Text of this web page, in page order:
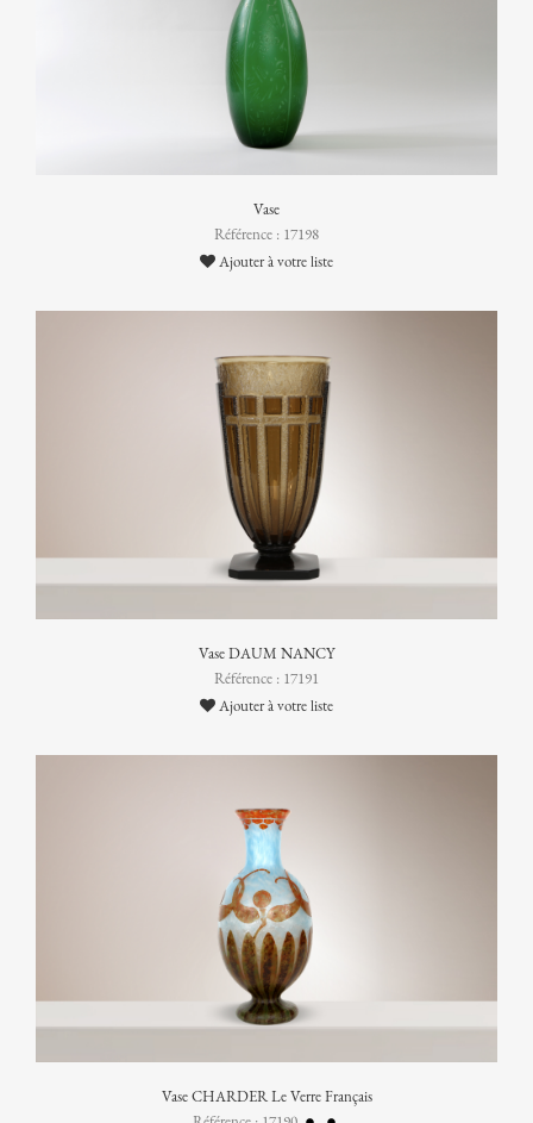
Vase
Référence : 17198
Ajouter à votre liste
Vase DAUM NANCY
Référence : 17191
Ajouter à votre liste
Vase CHARDER Le Verre Français